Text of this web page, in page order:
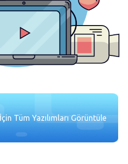
Tüm Yazılımları Görüntüle